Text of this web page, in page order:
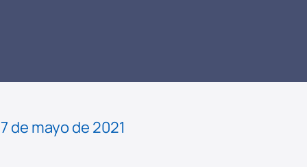
7 de mayo de 2021